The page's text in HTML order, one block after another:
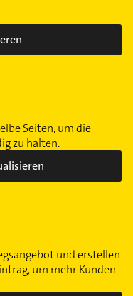
Seiten, um die
zu halten.
und erstellen
um mehr Kunden